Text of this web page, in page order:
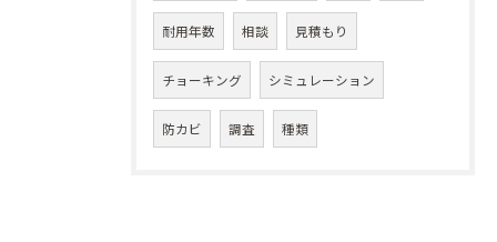
耐用年数 相談 見積もり
チョーキング シミュレーション
防カビ 調査 種類